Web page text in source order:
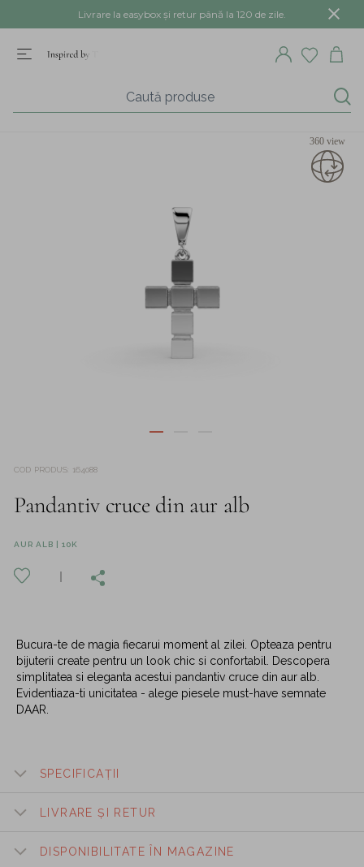
Livrare la easybox și retur până la 120 de zile.
360 view
COD PRODUS 164088
Pandantiv cruce din aur alb
AUR ALB | 10K
Bucura-te de magia fiecarui moment al zilei. Opteaza pentru
bijuterii create pentru un look chic si confortabil. Descopera
simplitatea si eleganta acestui pandantiv cruce din aur alb.
Evidentiaza-ti unicitatea - alege piesele must-have semnate
DAAR.
SPECIFICAȚII
LIVRARE ȘI RETUR
DISPONIBILITATE ÎN MAGAZINE